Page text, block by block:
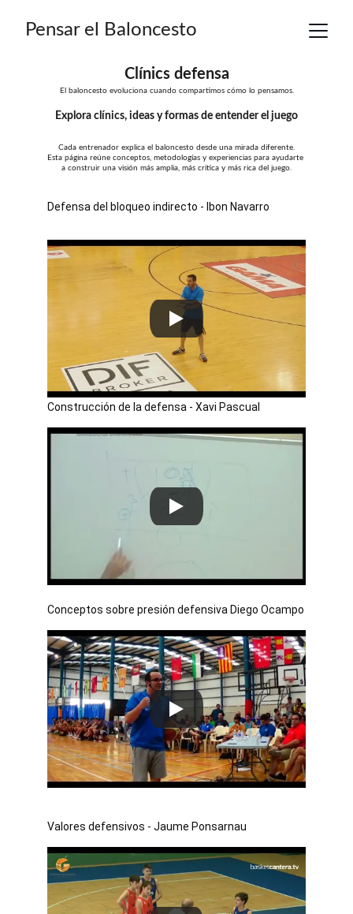
Pensar el Baloncesto
El baloncesto evoluciona cuando compartimos cómo lo pensamos.
Explora clínics, ideas y formas de entender el juego
Cada entrenador explica el baloncesto desde una mirada diferente.
Esta página reúne conceptos, metodologías y experiencias para ayudarte
a construir una visión más amplia, más crítica y más rica del juego.
Clínics defensa
Defensa del bloqueo indirecto - Ibon Navarro
Construcción de la defensa - Xavi Pascual
Conceptos sobre presión defensiva Diego Ocampo
Valores defensivos - Jaume Ponsarnau